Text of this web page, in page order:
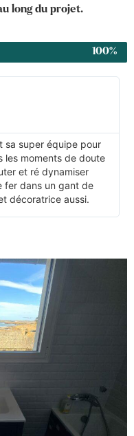
long du projet.
100%
sa super équipe pour
les moments de doute
et ré dynamiser
fer dans un gant de
décoratrice aussi.